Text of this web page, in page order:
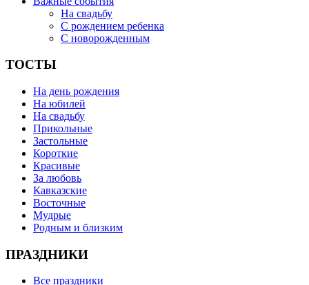
На свадьбу
С рождением ребенка
С новорожденным
ТОСТЫ
На день рождения
На юбилей
На свадьбу
Прикольные
Застольные
Короткие
Красивые
За любовь
Кавказские
Восточные
Мудрые
Родным и близким
ПРАЗДНИКИ
Все праздники